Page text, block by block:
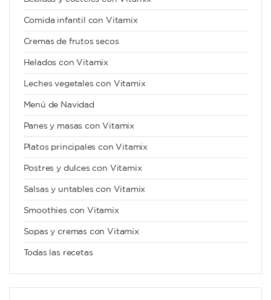
Comida infantil con Vitamix
Cremas de frutos secos
Helados con Vitamix
Leches vegetales con Vitamix
Menú de Navidad
Panes y masas con Vitamix
Platos principales con Vitamix
Postres y dulces con Vitamix
Salsas y untables con Vitamix
Smoothies con Vitamix
Sopas y cremas con Vitamix
Todas las recetas